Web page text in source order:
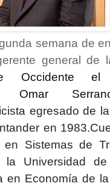
semana de
general de
Occidente el
Omar
egresado de
en
en Sistemas de
la Universidad
en Economía de